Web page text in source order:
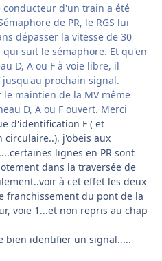
conducteur d'un train a été
de PR, le RGS lui
dépasser la vitesse de 30
suit le sémaphore. Et qu'en
D, A ou F à voie libre, il
prochain signal.
maintien de la MV même
D, A ou F ouvert. Merci
d'identification F ( et
circulaire..), j'obeis aux
lignes en PR sont
dans la traversée de
à cet effet les deux
franchissement du pont de la
voie 1...et non repris au chap
bien identifier un signal.....